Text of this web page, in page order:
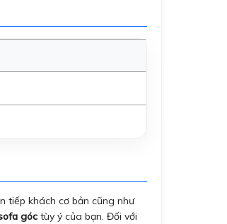
tiếp khách cơ bản cũng như
góc tùy ý của bạn. Đối với